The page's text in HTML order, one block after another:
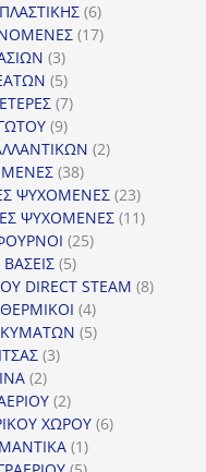
προϊόν
66
προϊόντα
1717
33
προϊόντα
55
προϊόντα
77
99
προϊόντα
22
3838
προϊόντα
ΨΥΧΟΜΕΝΕΣ 2323
προϊόντα
ΨΥΧΟΜΕΝΕΣ 1111
2525
55
προϊόντα
DIRECT STEAM 88
44
προϊόντα
55
33
22
προϊόντα
22
προϊόντα
ΧΩΡΟΥ 66
11